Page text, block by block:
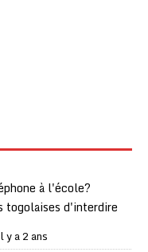
à l'école?
togolaises d'interdire
y a 2 ans